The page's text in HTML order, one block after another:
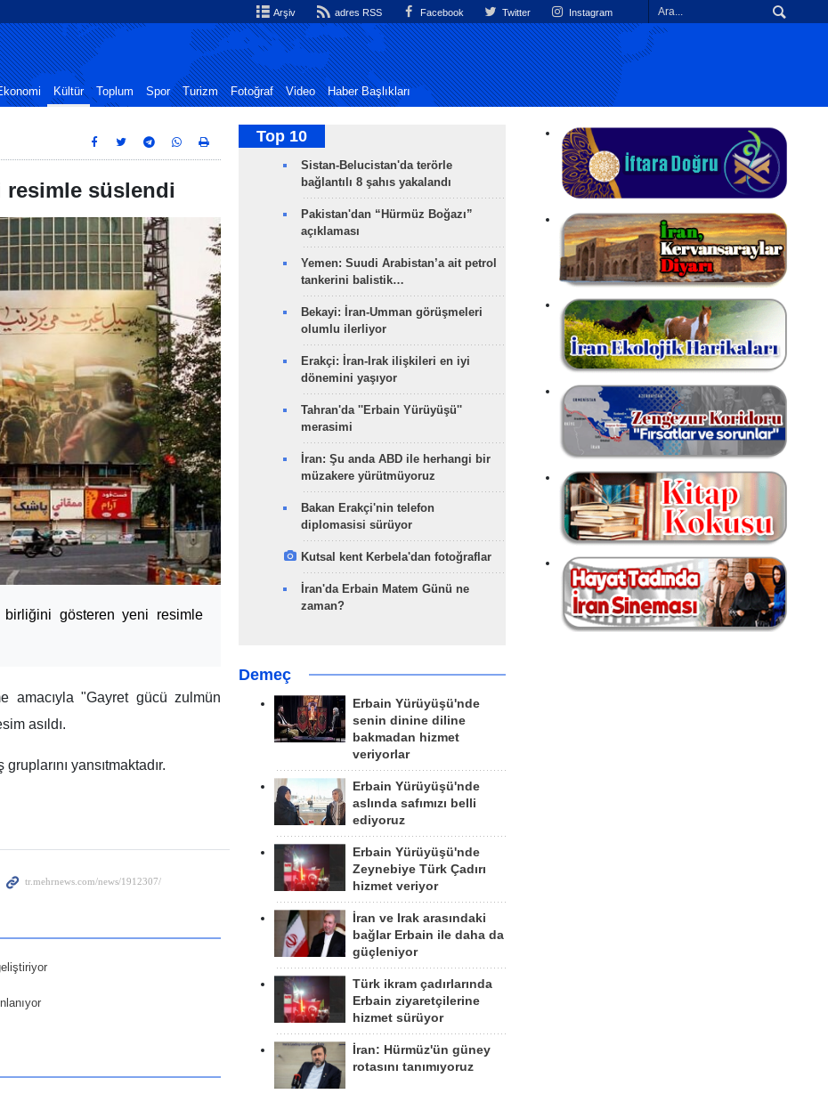
Arşiv adres RSS Facebook Twitter Instagram
Kültür Toplum Spor Turizm Fotoğraf Video Haber Başlıkları
resimle süslendi
birliğini gösteren yeni resimle
amacıyla "Gayret gücü zulmün
asıldı.
yansıtmaktadır.
Top 10
Sistan-Belucistan'da terörle
bağlantılı 8 şahıs yakalandı
Pakistan'dan “Hürmüz Boğazı”
açıklaması
Yemen: Suudi Arabistan’a ait petrol
tankerini balistik…
Bekayi: İran-Umman görüşmeleri
olumlu ilerliyor
Erakçi: İran-Irak ilişkileri en iyi
dönemini yaşıyor
Tahran'da ''Erbain Yürüyüşü''
merasimi
İran: Şu anda ABD ile herhangi bir
müzakere yürütmüyoruz
Bakan Erakçi'nin telefon
diplomasisi sürüyor
Kutsal kent Kerbela'dan fotoğraflar
İran'da Erbain Matem Günü ne
zaman?
Demeç
Erbain Yürüyüşü'nde
senin dinine diline
bakmadan hizmet
veriyorlar
Erbain Yürüyüşü'nde
aslında safımızı belli
ediyoruz
Erbain Yürüyüşü'nde
Zeynebiye Türk Çadırı
hizmet veriyor
İran ve Irak arasındaki
bağlar Erbain ile daha da
güçleniyor
Türk ikram çadırlarında
Erbain ziyaretçilerine
hizmet sürüyor
İran: Hürmüz'ün güney
rotasını tanımıyoruz